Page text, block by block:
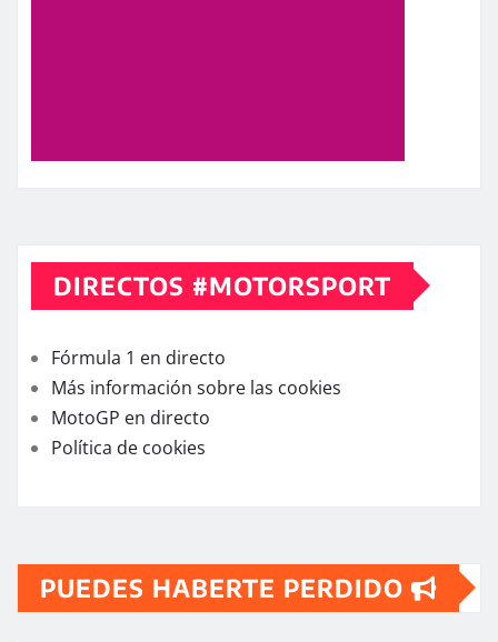
DIRECTOS #MOTORSPORT
Fórmula 1 en directo
Más información sobre las cookies
MotoGP en directo
Política de cookies
PUEDES HABERTE PERDIDO